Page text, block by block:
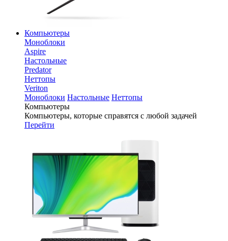
Компьютеры
Моноблоки
Aspire
Настольные
Predator
Неттопы
Veriton
Моноблоки Настольные Неттопы
Компьютеры
Компьютеры, которые справятся с любой задачей
Перейти